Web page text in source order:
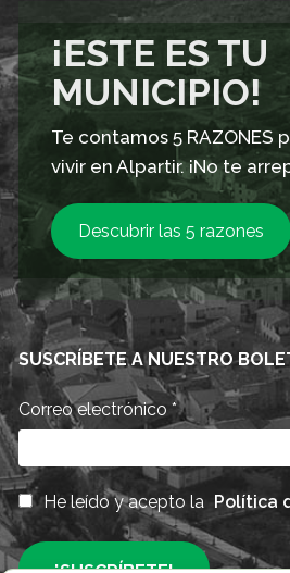
¡ESTE ES TU
MUNICIPIO!
Te contamos 5 RAZONES
vivir en Alpartir. ¡No te
Descubrir las 5 razones
SUSCRÍBETE A NUESTRO
Correo electrónico*
He leído y acepto la Política